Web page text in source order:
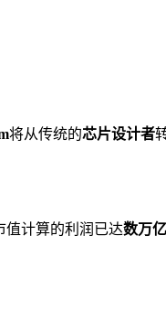
将从传统的芯片设计者
值计算的利润已达数万